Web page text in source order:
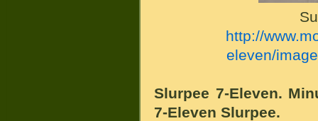
http://
eleven/
Slurpee 7-Eleven.
7-Eleven Slurpee.